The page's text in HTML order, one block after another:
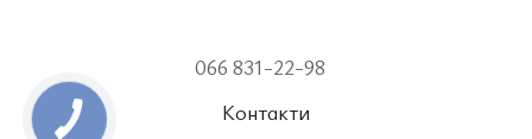
066 831-22-98
Контакти